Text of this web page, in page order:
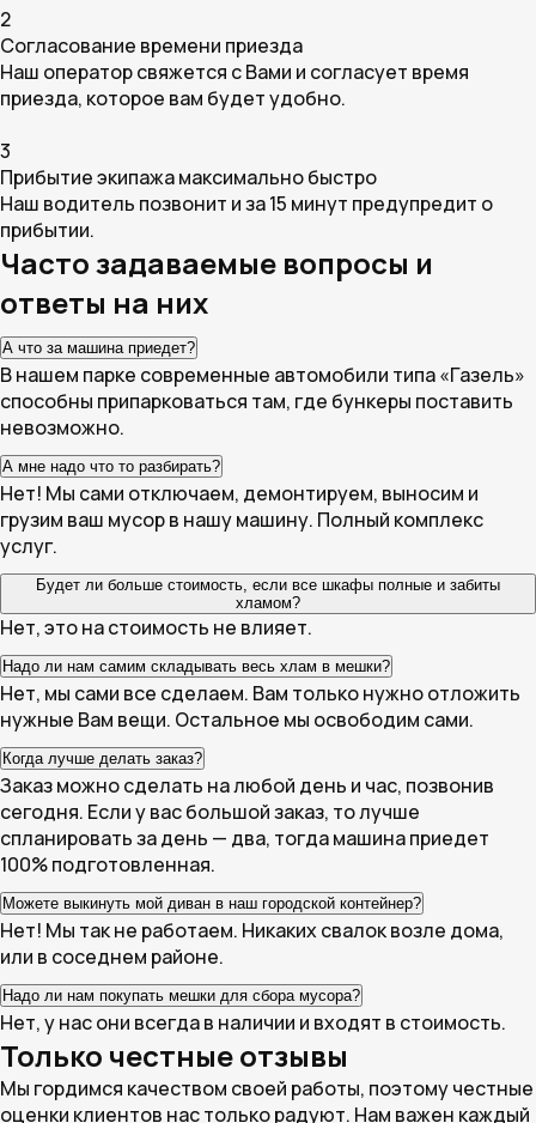
2
Согласование времени приезда
Наш оператор свяжется с Вами и согласует время
приезда, которое вам будет удобно.
3
Прибытие экипажа максимально быстро
Наш водитель позвонит и за 15 минут предупредит о
прибытии.
Часто задаваемые вопросы и
ответы на них
А что за машина приедет?
В нашем парке современные автомобили типа «Газель»
способны припарковаться там, где бункеры поставить
невозможно.
А мне надо что то разбирать?
Нет! Мы сами отключаем, демонтируем, выносим и
грузим ваш мусор в нашу машину. Полный комплекс
услуг.
Будет ли больше стоимость, если все шкафы полные и забиты
хламом?
Нет, это на стоимость не влияет.
Надо ли нам самим складывать весь хлам в мешки?
Нет, мы сами все сделаем. Вам только нужно отложить
нужные Вам вещи. Остальное мы освободим сами.
Когда лучше делать заказ?
Заказ можно сделать на любой день и час, позвонив
сегодня. Если у вас большой заказ, то лучше
спланировать за день — два, тогда машина приедет
100% подготовленная.
Можете выкинуть мой диван в наш городской контейнер?
Нет! Мы так не работаем. Никаких свалок возле дома,
или в соседнем районе.
Надо ли нам покупать мешки для сбора мусора?
Нет, у нас они всегда в наличии и входят в стоимость.
Только честные отзывы
Мы гордимся качеством своей работы, поэтому честные
оценки клиентов нас только радуют. Нам важен каждый